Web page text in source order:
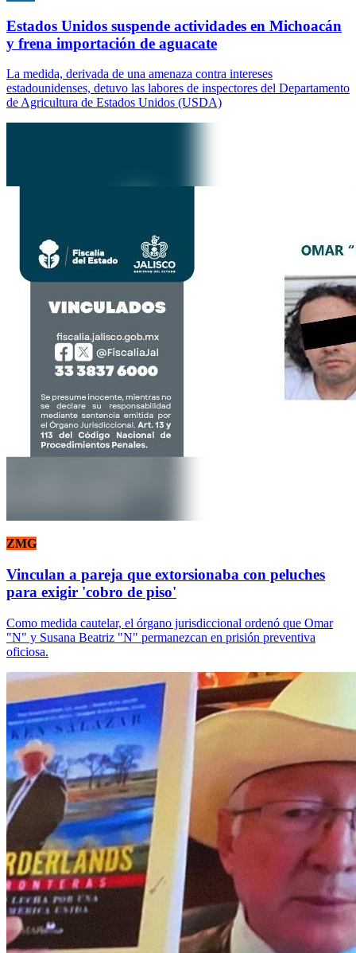
Estados Unidos suspende actividades en Michoacán
y frena importación de aguacate
La medida, derivada de una amenaza contra intereses
estadounidenses, detuvo las labores de inspectores del Departamento
de Agricultura de Estados Unidos (USDA)
ZMG
Vinculan a pareja que extorsionaba con peluches
para exigir 'cobro de piso'
Como medida cautelar, el órgano jurisdiccional ordenó que Omar
"N" y Susana Beatriz "N" permanezcan en prisión preventiva
oficiosa.